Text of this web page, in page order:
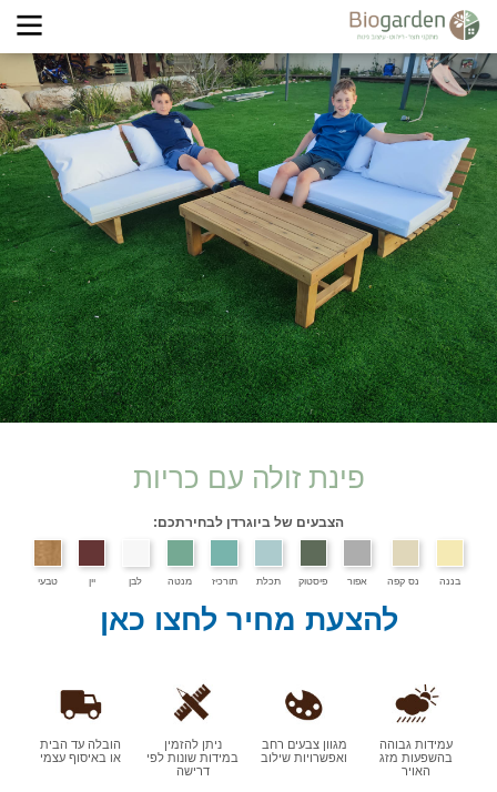
פינת זולה עם כריות
הצבעים של ביוגרדן לבחירתכם:
בננה נס קפה אפור פיסטוק תכלת תורכיז מנטה לבן יין טבעי
להצעת מחיר לחצו כאן
עמידות גבוהה
בהשפעות מזג
האויר
מגוון צבעים רחב
ואפשרויות שילוב
ניתן להזמין
במידות שונות לפי
דרישה
הובלה עד הבית
או באיסוף עצמי